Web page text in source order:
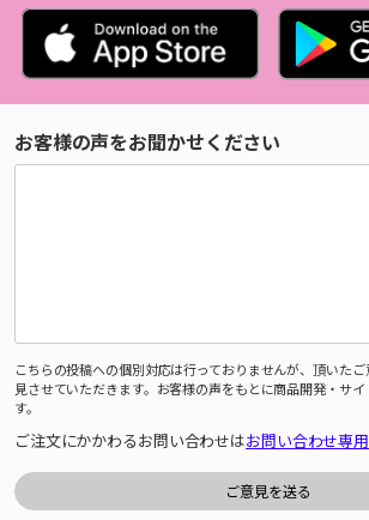
お客様の声をお聞かせください
こちらの投稿への個別対応は行っておりませんが、頂いた
見させていただきます。お客様の声をもとに商品開発・サイ
す。
ご注文にかかわるお問い合わせはお問い合わせ専